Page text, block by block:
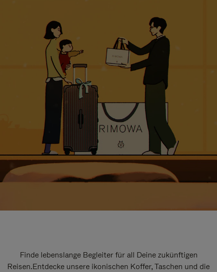
Finde lebenslange Begleiter für all Deine zukünftigen
Reisen.Entdecke unsere ikonischen Koffer, Taschen und die